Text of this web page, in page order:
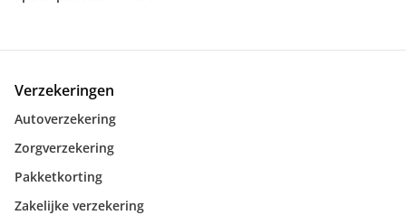
Verzekeringen
Autoverzekering
Zorgverzekering
Pakketkorting
Zakelijke verzekering